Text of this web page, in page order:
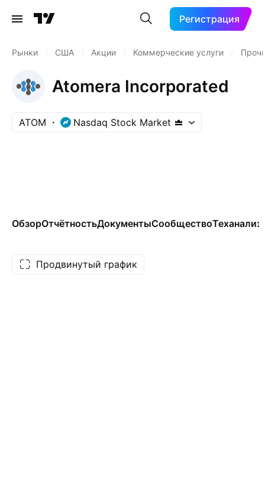
Регистрация
Рынки США Акции Коммерческие услуги
Atomera Incorporated
ATOM Nasdaq Stock Market
ОбзорОтчётностьДокументыСообществоТеханализ
Продвинутый график